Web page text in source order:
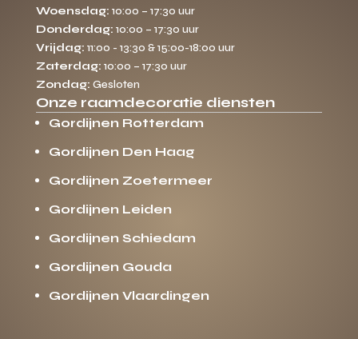
Woensdag: 10:00 – 17:30 uur
Donderdag: 10:00 – 17:30 uur
Vrijdag: 11:00 - 13:30 & 15:00-18:00 uur
Zaterdag: 10:00 – 17:30 uur
Zondag: Gesloten
Onze raamdecoratie diensten
Gordijnen Rotterdam
Gordijnen Den Haag
Gordijnen Zoetermeer
Gordijnen Leiden
Gordijnen Schiedam
Gordijnen Gouda
Gordijnen Vlaardingen